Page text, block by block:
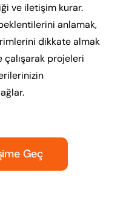
ve iletişim kurar.
anlamak,
dikkate almak
projeleri
Geç